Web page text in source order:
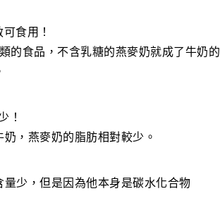
食用！
的食品，不含乳糖的燕麥奶就成了牛奶的
！
，燕麥奶的脂肪相對較少。
少，但是因為他本身是碳水化合物